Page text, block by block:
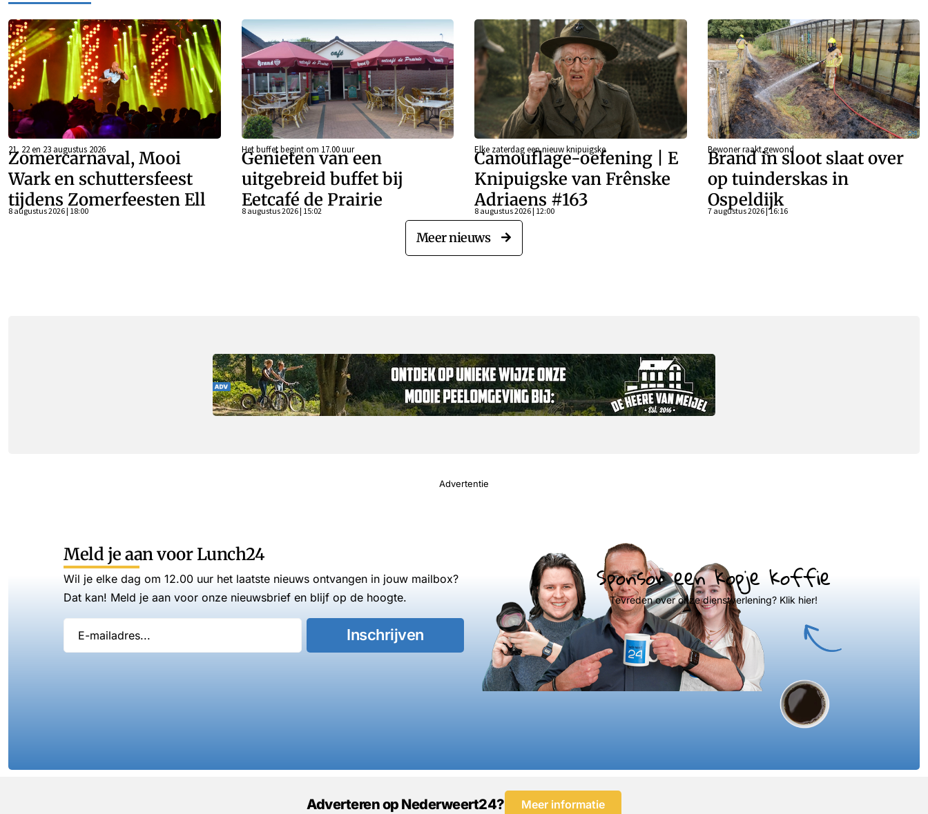
21, 22 en 23 augustus 2026
Zomercarnaval, Mooi
Wark en schuttersfeest
tijdens Zomerfeesten Ell
8 augustus 2026 | 18:00
Het buffet begint om 17.00 uur
Genieten van een
uitgebreid buffet bij
Eetcafé de Prairie
8 augustus 2026 | 15:02
Elke zaterdag een nieuw knipuigske
Camouflage-oefening | E
Knipuigske van Frênske
Adriaens #163
8 augustus 2026 | 12:00
Bewoner raakt gewond
Brand in sloot slaat over
op tuinderskas in
Ospeldijk
7 augustus 2026 | 16:16
Meer nieuws
Advertentie
Meld je aan voor Lunch24
Wil je elke dag om 12.00 uur het laatste nieuws ontvangen in jouw mailbox?
Dat kan! Meld je aan voor onze nieuwsbrief en blijf op de hoogte.
Inschrijven
Sponsor een kopje koffie
Tevreden over onze dienstverlening? Klik hier!
Adverteren op Nederweert24? Meer informatie